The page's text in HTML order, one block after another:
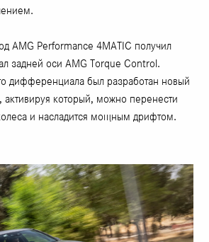
AMG Performance 4MATIC получил
задней оси AMG Torque Control.
дифференциала был разработан новый
который, можно перенести
и насладится мощным дрифтом.